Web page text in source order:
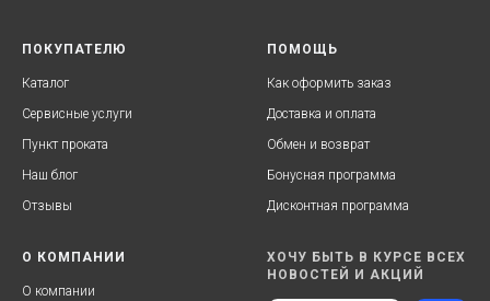
ПОКУПАТЕЛЮ
Каталог
Сервисные услуги
Пункт проката
Наш блог
Отзывы
ПОМОЩЬ
Как оформить заказ
Доставка и оплата
Обмен и возврат
Бонусная программа
Дисконтная программа
О КОМПАНИИ
О компании
ХОЧУ БЫТЬ В КУРСЕ ВСЕХ
НОВОСТЕЙ И АКЦИЙ